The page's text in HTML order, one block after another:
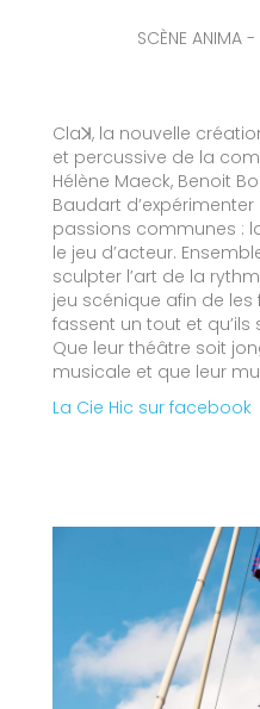
SCÈNE
Claꓘ, la nouvelle
et percussive de la
Hélène Maeck, Benoit
Baudart
passions communes :
le jeu d’acteur.
sculpter l’art de la
jeu scénique afin de les
fassent un tout et
Que leur théâtre soit
musicale et que leur
La Cie Hic sur facebook